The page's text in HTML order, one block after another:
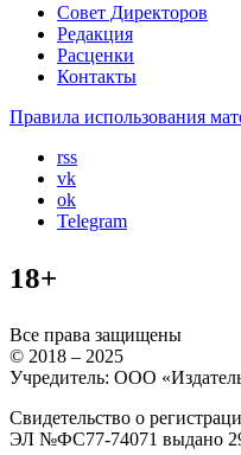
Совет Директоров
Редакция
Расценки
Контакты
Правила использования
rss
vk
ok
Telegram
18+
Все права защищены
© 2018 – 2025
Учредитель: ООО
Свидетельство о
ЭЛ №ФС77-74071 выдано